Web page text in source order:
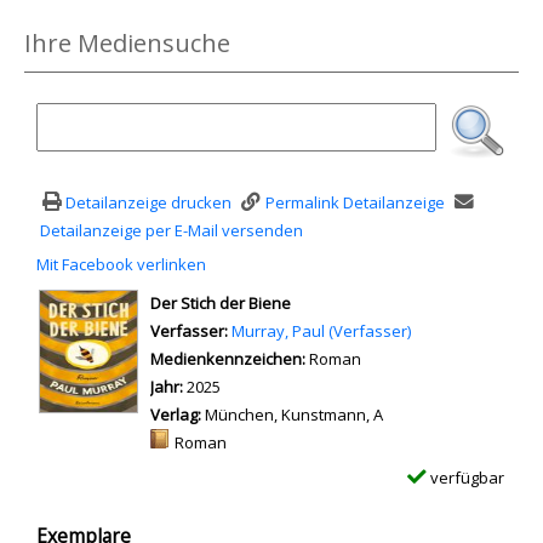
Ihre Mediensuche
Detailanzeige drucken
Permalink Detailanzeige
Detailanzeige per E-Mail versenden
Mit Facebook verlinken
wird in neuem Tab geöffnet
Der Stich der Biene
Verfasser:Suche nach diesem Verfasser
Murray, Paul (Verfasser)
Medienkennzeichen:Roman
Jahr:2025
Verlag:München, Kunstmann, A
Mediengruppe:
Roman
verfügbar
Exemplare